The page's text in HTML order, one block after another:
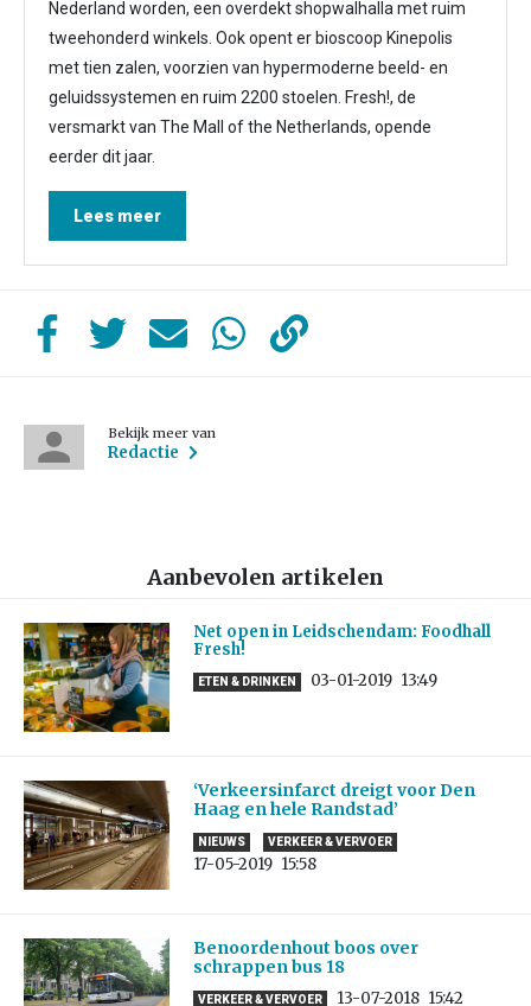
Nederland worden, een overdekt shopwalhalla met ruim
tweehonderd winkels. Ook opent er bioscoop Kinepolis
met tien zalen, voorzien van hypermoderne beeld- en
geluidssystemen en ruim 2200 stoelen. Fresh!, de
versmarkt van The Mall of the Netherlands, opende
eerder dit jaar.
Lees meer
Bekijk meer van
Redactie
Aanbevolen artikelen
Net open in Leidschendam: Foodhall
Fresh!
ETEN & DRINKEN 03-01-2019 13:49
‘Verkeersinfarct dreigt voor Den
Haag en hele Randstad’
NIEUWS VERKEER & VERVOER
17-05-2019 15:58
Benoordenhout boos over
schrappen bus 18
VERKEER & VERVOER 13-07-2018 15:42